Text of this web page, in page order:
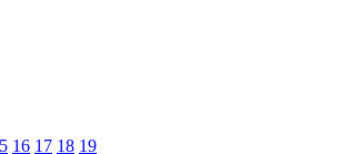
16 17 18 19